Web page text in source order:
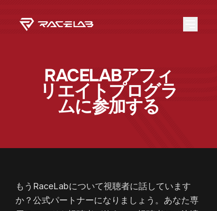
RACELABアフィ
リエイトプログラ
ムに参加する
もうRaceLabについて視聴者に話しています
か？公式パートナーになりましょう。あなた専